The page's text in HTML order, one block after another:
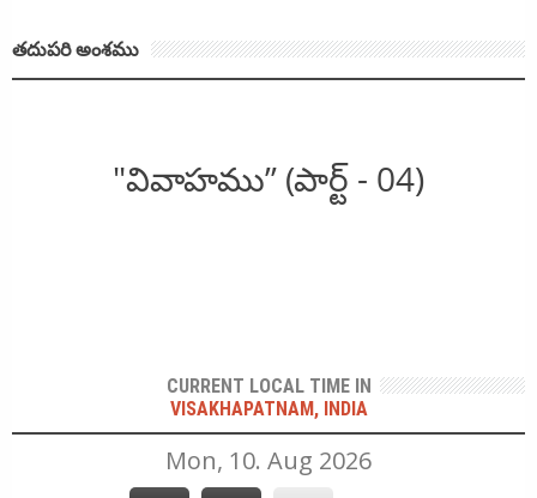
తదుపరి అంశము
"వివాహము” (పార్ట్ - 04)
CURRENT LOCAL TIME IN
VISAKHAPATNAM, INDIA